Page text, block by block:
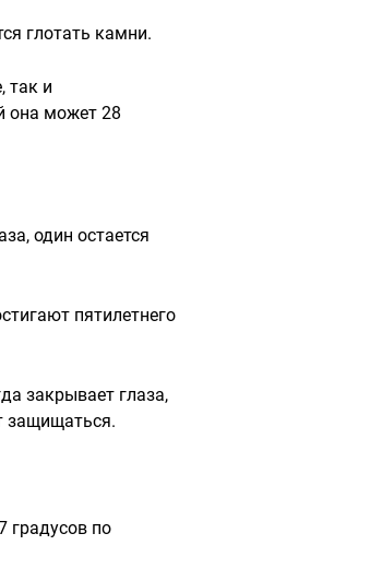
глотать камни.
так и
она может 28
один остается
пятилетнего
закрывает глаза,
защищаться.
градусов по